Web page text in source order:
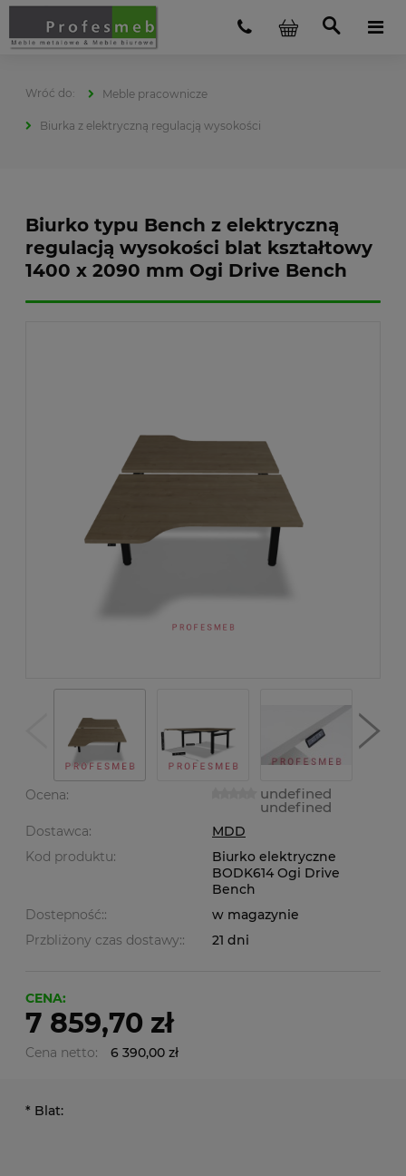
Meble pracownicze
Biurka z elektryczną regulacją wysokości
Biurko typu Bench z elektryczną
regulacją wysokości blat kształtowy
1400 x 2090 mm Ogi Drive Bench
Ocena: undefined
undefined
Dostawca:
MDD
Kod produktu:
Biurko elektryczne
BODK614 Ogi Drive
Bench
Dostepność::
w magazynie
Przbliżony czas dostawy::
21 dni
CENA:
7 859,70 zł
Cena netto: 6 390,00 zł
* Blat: